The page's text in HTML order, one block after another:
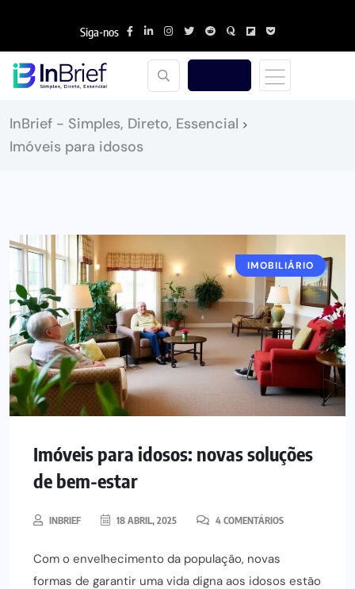
Siga-nos
InBrief - Simples, Direto, Essencial >
Imóveis para idosos
IMOBILIÁRIO
Imóveis para idosos: novas soluções
de bem-estar
INBRIEF 18 ABRIL, 2025 4 COMENTÁRIOS
Com o envelhecimento da população, novas
formas de garantir uma vida digna aos idosos estão